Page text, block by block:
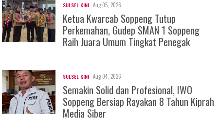
SULSEL KINI Aug 05, 2026
Ketua Kwarcab Soppeng Tutup
Perkemahan, Gudep SMAN 1 Soppeng
Raih Juara Umum Tingkat Penegak
SULSEL KINI Aug 04, 2026
Semakin Solid dan Profesional, IWO
Soppeng Bersiap Rayakan 8 Tahun Kiprah
Media Siber